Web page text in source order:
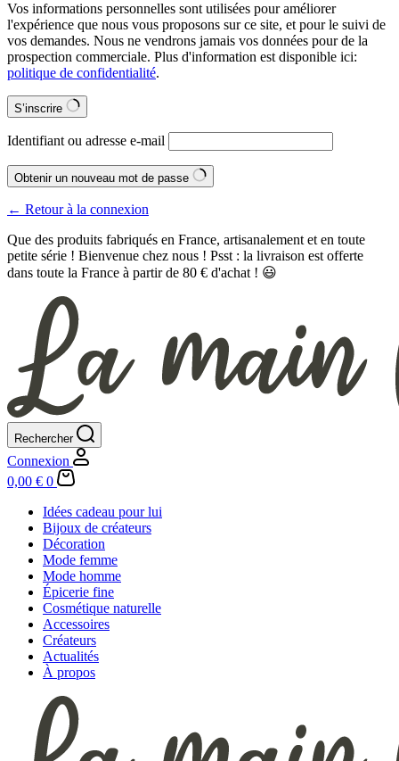
Vos informations personnelles sont utilisées pour améliorer
l'expérience que nous vous proposons sur ce site, et pour le suivi de
vos demandes. Nous ne vendrons jamais vos données pour de la
prospection commerciale. Plus d'information est disponible ici:
politique de confidentialité.
S’inscrire
Identifiant ou adresse e-mail
Obtenir un nouveau mot de passe
← Retour à la connexion
Que des produits fabriqués en France, artisanalement et en toute
petite série ! Bienvenue chez nous ! Psst : la livraison est offerte
dans toute la France à partir de 80 € d'achat ! 😃
Rechercher
Connexion
Panier
d’achat
0,00 € 0
Idées cadeau pour lui
Bijoux de créateurs
Décoration
Mode femme
Mode homme
Épicerie fine
Cosmétique naturelle
Accessoires
Créateurs
Actualités
À propos